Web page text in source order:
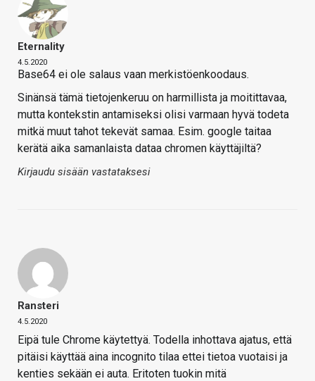
Eternality
4.5.2020
Base64 ei ole salaus vaan merkistöenkoodaus.
Sinänsä tämä tietojenkeruu on harmillista ja moitittavaa,
mutta kontekstin antamiseksi olisi varmaan hyvä todeta
mitkä muut tahot tekevät samaa. Esim. google taitaa
kerätä aika samanlaista dataa chromen käyttäjiltä?
Kirjaudu sisään vastataksesi
Ransteri
4.5.2020
Eipä tule Chrome käytettyä. Todella inhottava ajatus, että
pitäisi käyttää aina incognito tilaa ettei tietoa vuotaisi ja
kenties sekään ei auta. Eritoten tuokin mitä